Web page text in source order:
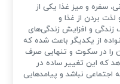
سفره و میز غذا یکی از
بردن از غذا و
زندگی و افزایش زندگی‌های
از یکدیگر باعث شده که
را در سکوت و تنهایی صرف
که این تغییر ساده در
نباشد و پیامدهایی